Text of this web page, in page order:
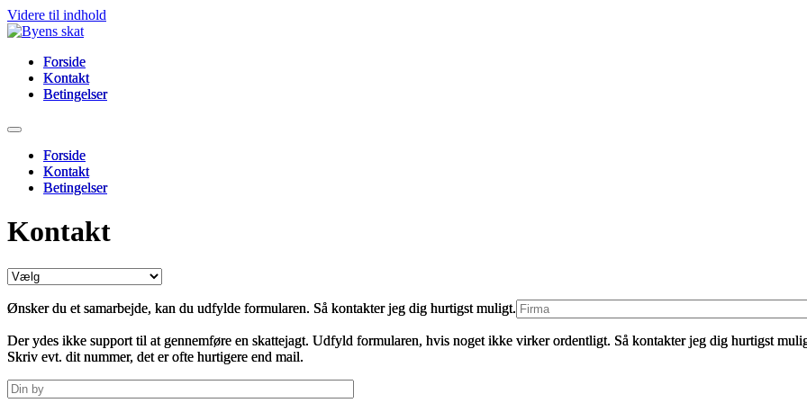
Videre til indhold
Forside
Kontakt
Betingelser
Forside
Kontakt
Betingelser
Kontakt
Ønsker du et samarbejde, kan du udfylde formularen. Så kontakter jeg dig hurtigst muligt.
Der ydes ikke support til at gennemføre en skattejagt. Udfyld formularen, hvis noget ikke virker ordentligt. Så kontakter jeg dig hurtigst
Skriv evt. dit nummer, det er ofte hurtigere end mail.